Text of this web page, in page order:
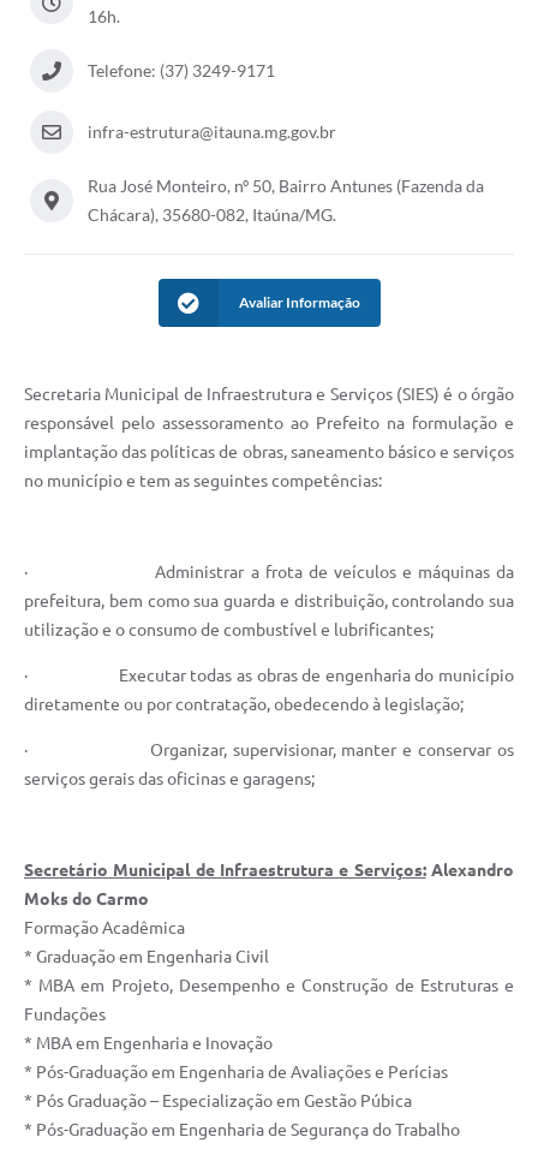
16h.
Telefone: (37) 3249-9171
infra-estrutura@itauna.mg.gov.br
Rua José Monteiro, nº 50, Bairro Antunes (Fazenda da
Chácara), 35680-082, Itaúna/MG.
Avaliar Informação
Secretaria Municipal de Infraestrutura e Serviços (SIES) é o órgão
responsável pelo assessoramento ao Prefeito na formulação e
implantação das políticas de obras, saneamento básico e serviços
no município e tem as seguintes competências:
· Administrar a frota de veículos e máquinas da
prefeitura, bem como sua guarda e distribuição, controlando sua
utilização e o consumo de combustível e lubrificantes;
· Executar todas as obras de engenharia do município
diretamente ou por contratação, obedecendo à legislação;
· Organizar, supervisionar, manter e conservar os
serviços gerais das oficinas e garagens;
Secretário Municipal de Infraestrutura e Serviços:Alexandro
Moks do Carmo
Formação Acadêmica
* Graduação em Engenharia Civil
* MBA em Projeto, Desempenho e Construção de Estruturas e
Fundações
* MBA em Engenharia e Inovação
* Pós-Graduação em Engenharia de Avaliações e Perícias
* Pós Graduação – Especialização em Gestão Púbica
* Pós-Graduação em Engenharia de Segurança do Trabalho